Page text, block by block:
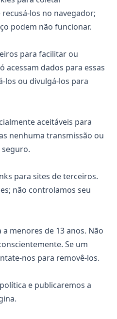
los no navegador;
podem não funcionar.
para facilitar ou
acessam dados para essas
los ou divulgá-los para
aceitáveis para
nenhuma transmissão ou
seguro.
para sites de terceiros.
não controlamos seu
menores de 13 anos. Não
Se um
nos para removê-los.
e publicaremos a